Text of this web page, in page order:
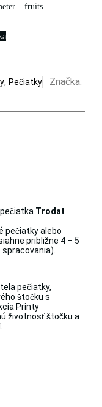
– fruits
, Pečiatky Značka:
Trodat
pečiatky alebo
približne 4 – 5
pečiatky,
štočku s
Printy
životnosť štočku a